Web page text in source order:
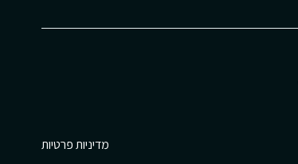
מדיניות פרטיות